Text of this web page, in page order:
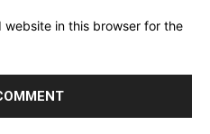
website in this browser for the